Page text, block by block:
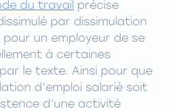
du travail précise
par dissimulation
pour un employeur de se
à certaines
le texte. Ainsi pour que
d’emploi salarié soit
d’une activité